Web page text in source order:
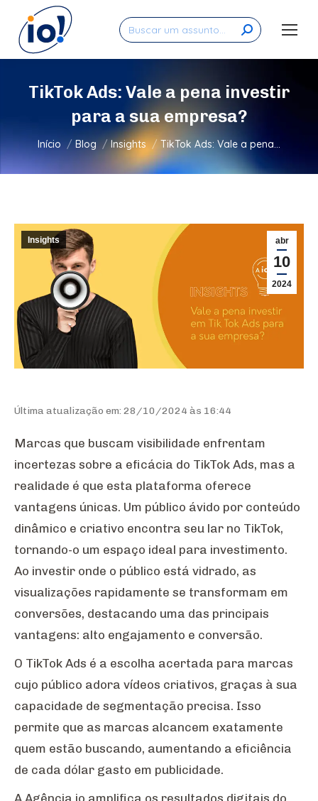
Search:
TikTok Ads: Vale a pena investir
para a sua empresa?
Você está aqui:
Início Blog Insights TikTok Ads: Vale a pena…
abr
10
2024
Insights
Última atualização em: 28/10/2024 às 16:44
Marcas que buscam visibilidade enfrentam
incertezas sobre a eficácia do TikTok Ads, mas a
realidade é que esta plataforma oferece
vantagens únicas. Um público ávido por conteúdo
dinâmico e criativo encontra seu lar no TikTok,
tornando-o um espaço ideal para investimento.
Ao investir onde o público está vidrado, as
visualizações rapidamente se transformam em
conversões, destacando uma das principais
vantagens: alto engajamento e conversão.
O TikTok Ads é a escolha acertada para marcas
cujo público adora vídeos criativos, graças à sua
capacidade de segmentação precisa. Isso
permite que as marcas alcancem exatamente
quem estão buscando, aumentando a eficiência
de cada dólar gasto em publicidade.
A Agência io amplifica os resultados digitais do